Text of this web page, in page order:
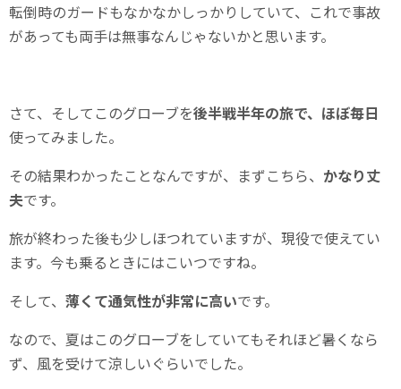
転倒時のガードもなかなかしっかりしていて、これで事故
があっても両手は無事なんじゃないかと思います。
さて、そしてこのグローブを後半戦半年の旅で、ほぼ毎日
使ってみました。
その結果わかったことなんですが、まずこちら、 かなり丈
夫です。
旅が終わった後も少しほつれていますが、現役で使えてい
ます。今も乗るときにはこいつですね。
そして、 薄くて通気性が非常に高いです。
なので、夏はこのグローブをしていてもそれほど暑くなら
ず、風を受けて涼しいぐらいでした。